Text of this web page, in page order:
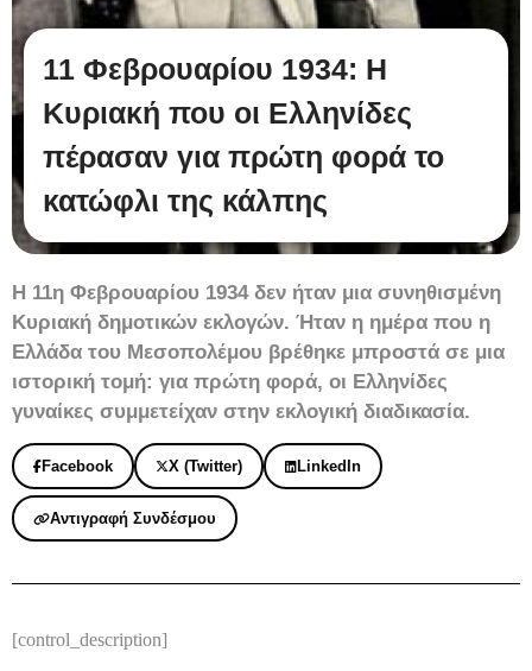
11 Φεβρουαρίου 1934: Η
Κυριακή που οι Ελληνίδες
πέρασαν για πρώτη φορά το
κατώφλι της κάλπης
Η 11η Φεβρουαρίου 1934 δεν ήταν μια συνηθισμένη
Κυριακή δημοτικών εκλογών. Ήταν η ημέρα που η
Ελλάδα του Μεσοπολέμου βρέθηκε μπροστά σε μια
ιστορική τομή: για πρώτη φορά, οι Ελληνίδες
γυναίκες συμμετείχαν στην εκλογική διαδικασία.
Facebook X (Twitter) LinkedIn
Αντιγραφή Συνδέσμου
[control_description]